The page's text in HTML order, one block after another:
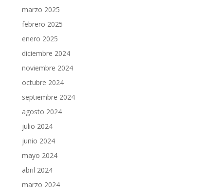
marzo 2025
febrero 2025
enero 2025
diciembre 2024
noviembre 2024
octubre 2024
septiembre 2024
agosto 2024
julio 2024
junio 2024
mayo 2024
abril 2024
marzo 2024